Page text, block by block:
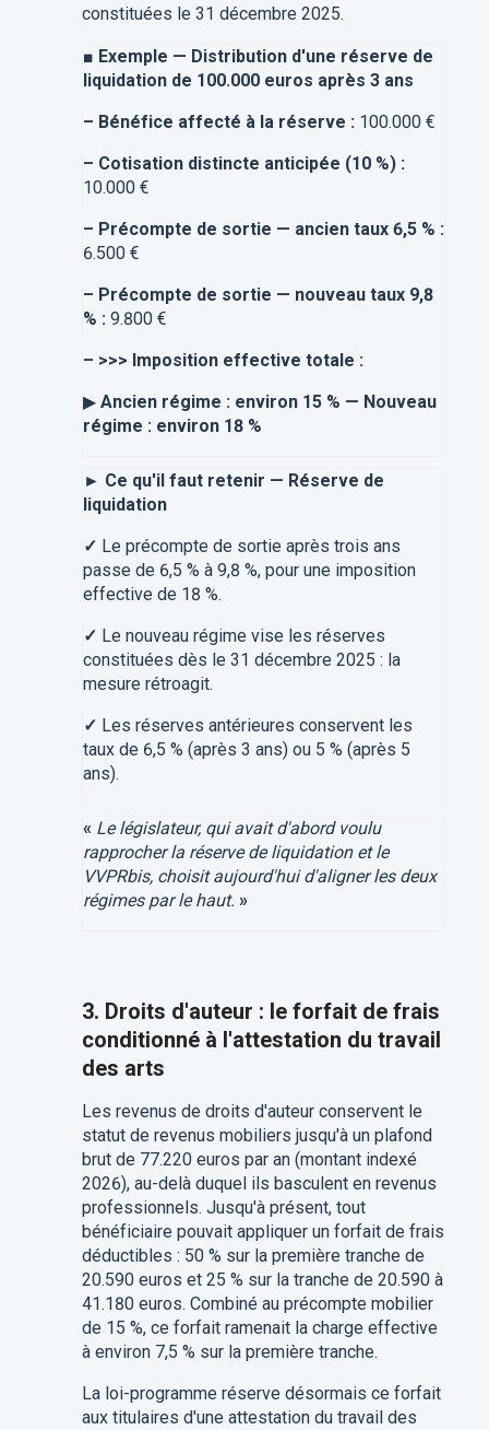
constituées le 31 décembre 2025.
■ Exemple — Distribution d'une réserve de
liquidation de 100.000 euros après 3 ans
– Bénéfice affecté à la réserve : 100.000 €
– Cotisation distincte anticipée (10 %) :
10.000 €
– Précompte de sortie — ancien taux 6,5 % :
6.500 €
– Précompte de sortie — nouveau taux 9,8
% : 9.800 €
– >>> Imposition effective totale :
▶ Ancien régime : environ 15 % — Nouveau
régime : environ 18 %
► Ce qu'il faut retenir — Réserve de
liquidation
✓ Le précompte de sortie après trois ans
passe de 6,5 % à 9,8 %, pour une imposition
effective de 18 %.
✓ Le nouveau régime vise les réserves
constituées dès le 31 décembre 2025 : la
mesure rétroagit.
✓ Les réserves antérieures conservent les
taux de 6,5 % (après 3 ans) ou 5 % (après 5
ans).
« Le législateur, qui avait d'abord voulu
rapprocher la réserve de liquidation et le
VVPRbis, choisit aujourd'hui d'aligner les deux
régimes par le haut. »
3. Droits d'auteur : le forfait de frais
conditionné à l'attestation du travail
des arts
Les revenus de droits d'auteur conservent le
statut de revenus mobiliers jusqu'à un plafond
brut de 77.220 euros par an (montant indexé
2026), au-delà duquel ils basculent en revenus
professionnels. Jusqu'à présent, tout
bénéficiaire pouvait appliquer un forfait de frais
déductibles : 50 % sur la première tranche de
20.590 euros et 25 % sur la tranche de 20.590 à
41.180 euros. Combiné au précompte mobilier
de 15 %, ce forfait ramenait la charge effective
à environ 7,5 % sur la première tranche.
La loi-programme réserve désormais ce forfait
aux titulaires d'une attestation du travail des